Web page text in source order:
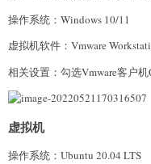
操作系统：Windows 10/11
虚拟机软件：Vmware
相关设置：勾选Vmware客户
虚拟机
操作系统：Ubuntu 20.04 LTS